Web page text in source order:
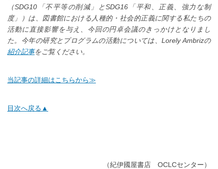
（SDG10「不平等の削減」とSDG16「平和、正義、強力な制
度」）は、図書館における人種的・社会的正義に関する私たちの
活動に直接影響を与え、今回の円卓会議のきっかけとなりまし
た。今年の研究とプログラムの活動については、Lorely Ambrizの
紹介記事をご覧ください。
当記事の詳細はこちらから≫
目次へ戻る ▲
（紀伊國屋書店 OCLCセンター）